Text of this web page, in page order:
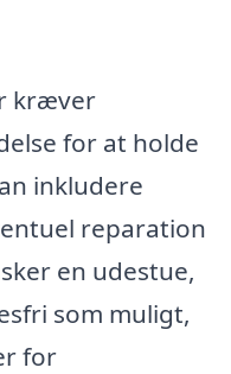
kræver
for at holde
inkludere
reparation
en udestue,
som muligt,
for